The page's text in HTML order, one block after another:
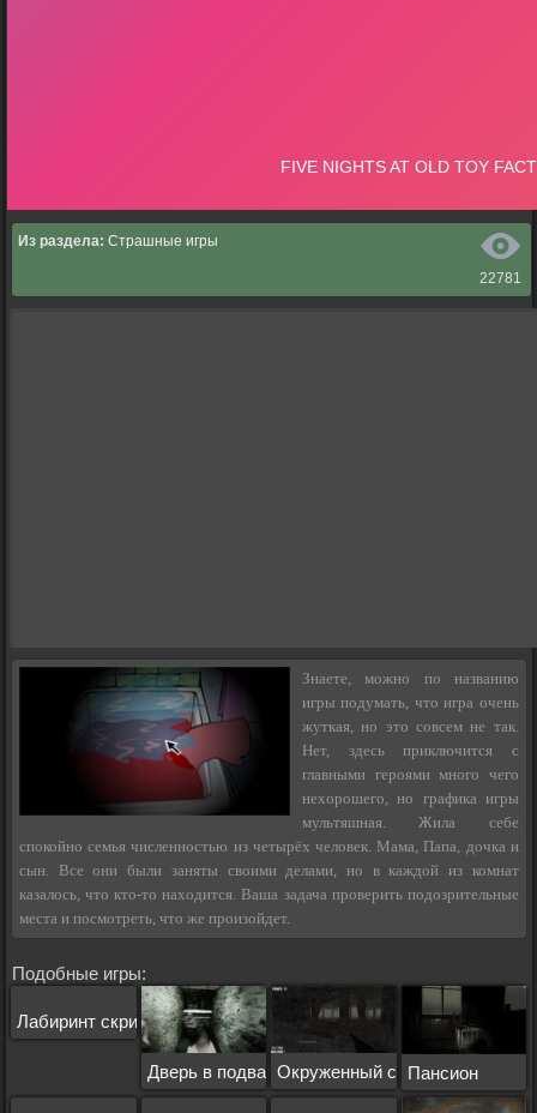
22781
Из раздела: Страшные игры
Знаете, можно по названию
игры подумать, что игра очень
жуткая, но это совсем не так.
Нет, здесь приключится с
главными героями много чего
нехорошего, но графика игры
мультяшная. Жила себе
спокойно семья численностью из четырёх человек. Мама, Папа, дочка и
сын. Все они были заняты своими делами, но в каждой из комнат
казалось, что кто-то находится. Ваша задача проверить подозрительные
места и посмотреть, что же произойдет.
Подобные игры:
Лабиринт скример
Дверь в подвал Окруженный смертью
Пансион